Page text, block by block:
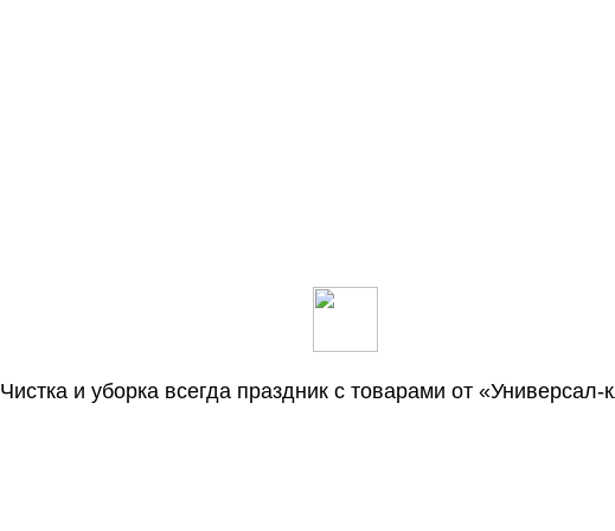
Чистка и уборка всегда праздник с товарами от «Универсал-